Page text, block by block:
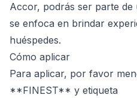
Accor, podrás ser parte de
se enfoca en brindar
huéspedes.
Cómo aplicar
Para aplicar, por favor
**FINEST** y etiqueta